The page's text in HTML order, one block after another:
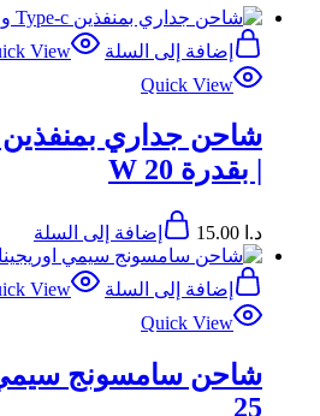
إضافة إلى السلة
View
Quick View
| بقدرة 20 W
د.ا إضافة إلى السلة
إضافة إلى السلة
View
Quick View
شاحن سامسونج سيمي
25